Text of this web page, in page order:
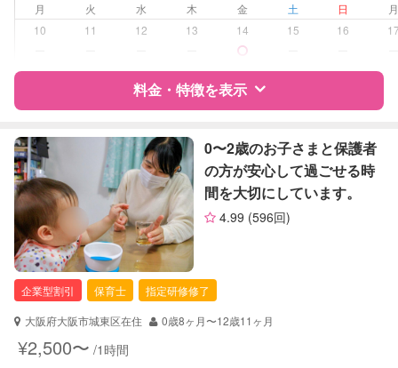
病児対応 病児、病後児、ともに不可
障がい児対応 対応可否は個別に相談
レッスン なし
定期予約 お引き受けしていません
お子様の撮影
（定期特典）
対応不可
月 火 水 木 金 土 日
10
11 12 13 14 15 16
料金・特徴を表示
特徴 料金 レビュー
サポートの特徴
資格
自治体届出済ベビーシッター
保育士
対応可能/特徴
送迎サポート
早朝対応
0〜2歳のお子さまと保護者
の方が安心して過ごせる時
間を大切にしています。
4.99 (596回)
企業型割引 保育士
指定研修修了
大阪府大阪市城東区在住
0歳8ヶ月〜12歳11ヶ月
¥2,500〜 /1時間